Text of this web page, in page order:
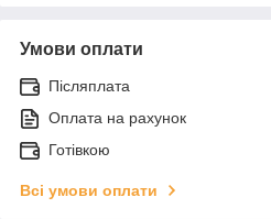
Умови оплати
Післяплата
Оплата на рахунок
Готівкою
Всі умови оплати